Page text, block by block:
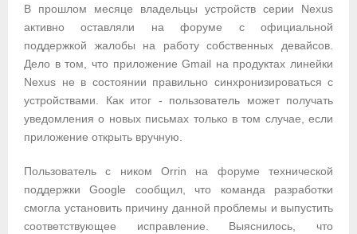
В прошлом месяце владельцы устройств серии Nexus
активно оставляли на форуме с официальной
поддержкой жалобы на работу собственных девайсов.
Дело в том, что приложение Gmail на продуктах линейки
Nexus не в состоянии правильно синхронизироваться с
устройствами. Как итог - пользователь может получать
уведомления о новых письмах только в том случае, если
приложение открыть вручную.
Пользователь с ником Orrin на форуме технической
поддержки Google сообщил, что команда разработки
смогла установить причину данной проблемы и выпустить
соответствующее исправление. Выяснилось, что